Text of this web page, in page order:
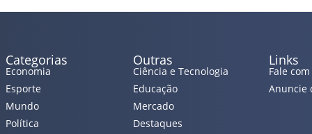
Categorias
Economia
Esporte
Mundo
Política
Outras
Ciência e Tecnologia
Educação
Mercado
Destaques
Links
Fale
Anuncie